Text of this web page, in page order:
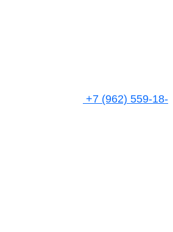
+7 (962) 559-18-